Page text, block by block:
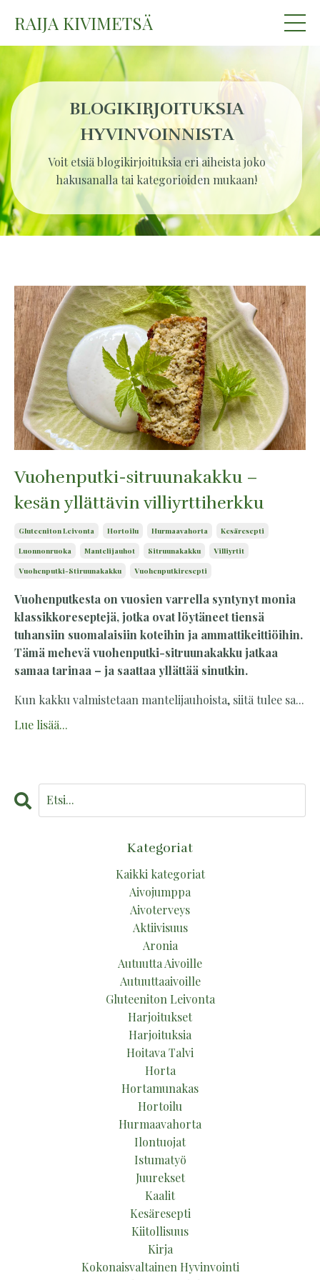
RAIJA KIVIMETSÄ
BLOGIKIRJOITUKSIA
HYVINVOINNISTA
Voit etsiä blogikirjoituksia eri aiheista joko
hakusanalla tai kategorioiden mukaan!
Vuohenputki-sitruunakakku –
kesän yllättävin villiyrttiherkku
Gluteeniton Leivonta Hortoilu Hurmaavahorta
Kesäresepti
Luonnonruoka
Mantelijauhot Sitruunakakku
Villiyrtit
Vuohenputki-Stiruunakakku
Vuohenputkiresepti
Vuohenputkesta on vuosien varrella syntynyt monia
klassikkoreseptejä, jotka ovat löytäneet tiensä
tuhansiin suomalaisiin koteihin ja ammattikeittiöihin.
Tämä mehevä vuohenputki-sitruunakakku jatkaa
samaa tarinaa – ja saattaa yllättää sinutkin.
Kun kakku valmistetaan mantelijauhoista, siitä tulee sa...
Lue lisää...
Kategoriat
Kaikki kategoriat
Aivojumppa
Aivoterveys
Aktiivisuus
Aronia
Autuutta Aivoille
Autuuttaaivoille
Gluteeniton Leivonta
Harjoitukset
Harjoituksia
Hoitava Talvi
Horta
Hortamunakas
Hortoilu
Hurmaavahorta
Ilontuojat
Istumatyö
Juurekset
Kaalit
Kesäresepti
Kiitollisuus
Kirja
Kokonaisvaltainen Hyvinvointi